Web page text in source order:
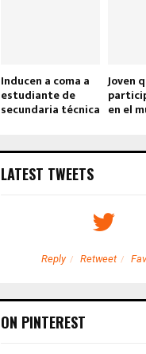
Inducen a coma a
estudiante de
secundaria técnica
Joven
en el
LATEST TWEETS
Reply Retweet
ON PINTEREST